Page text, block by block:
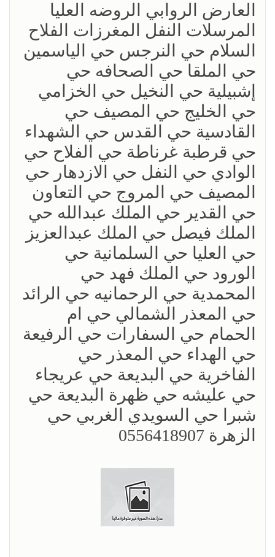
العارض الروابي الروضه العليا
المرسلات النفل المغرزات الفلاح
السلام حي النرجس حي الياسمين
حي الملقا حي الصحافه حي
إشبيلية حي النخيل حي الخزامي
حي الخليج حي المصيف حي
القادسية حي القدس حي الشهداء
حي قرطبة غرناطة حي الفلاح حي
الوادي حي النفل حي الازدهار حي
المصيف حي المروج حي التعاون
حي القدير حي الملك عبدالله حي
الملك فيصل حي الملك عبدالعزيز
حي العليا حي السلمانية حي
الورود حي الملك فهد حي
المحمدية حي الرحمانيه حي الرائد
حي المعذر الشمالي حي ام
الحمام حي السفارات حي الرفيعة
حي الهداء حي المعذر حي
الفاخرية حي البديعة حي عريجاء
حي عليشه حي ظهرة البديعة حي
شبرا حي السويدي الغربي حي
الزهرة 0556418907